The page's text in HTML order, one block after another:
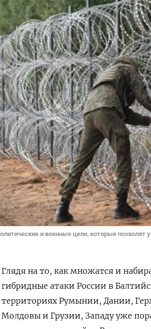
и военные цели, которые
Глядя на то, как множатся и
гибридные атаки России в
территориях Румынии, Дании,
Молдовы и Грузии, Западу уже